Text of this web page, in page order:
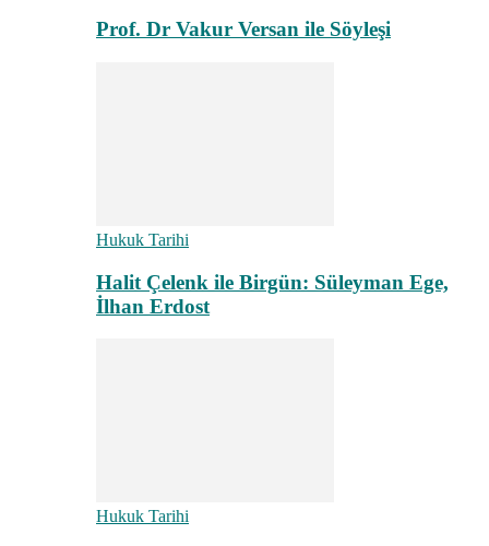
Prof. Dr Vakur Versan ile Söyleşi
Hukuk Tarihi
Halit Çelenk ile Birgün: Süleyman Ege,
İlhan Erdost
Hukuk Tarihi